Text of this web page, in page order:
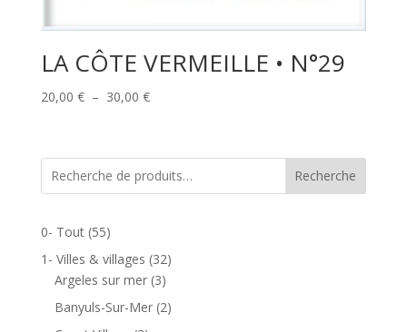
LA CÔTE VERMEILLE • N°29
20,00 € – 30,00 €Plage
20,00 €
à
Recherche
0- Tout(55)
1- Villes & villages (32)
Argeles sur mer(3)
Banyuls-Sur-Mer(2)